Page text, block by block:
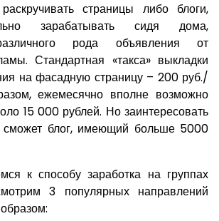
страницы либо блоги,
зарабатывать сидя дома,
рода объявления от
Стандартная «такса» выкладки
на фасадную страницу – 200 руб./
ежемесячно вполне возможно
15 000 рублей. Но заинтересовать
сможет блог, имеющий больше 5000
к способу заработка на группах
3 популярных направлений